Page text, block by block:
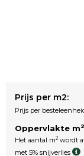
Prijs per m2:
Prijs per
Oppervlakte m2
Het aantal m2 wordt
met 5% snijverlies